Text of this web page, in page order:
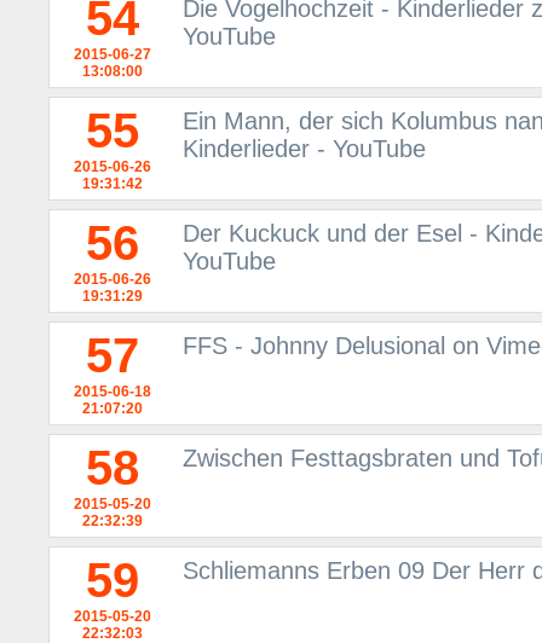
54
2015-06-27
13:08:00
Die Vogelhochzeit - Kinderlieder
YouTube
55
2015-06-26
19:31:42
Ein Mann, der sich Kolumbus
Kinderlieder - YouTube
56
2015-06-26
19:31:29
Der Kuckuck und der Esel -
YouTube
57
2015-06-18
21:07:20
FFS - Johnny Delusional on
58
2015-05-20
22:32:39
Zwischen Festtagsbraten und
59
2015-05-20
22:32:03
Schliemanns Erben 09 Der Herr